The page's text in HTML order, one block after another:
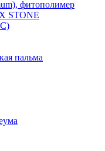
фитополимер
STONE
пальма